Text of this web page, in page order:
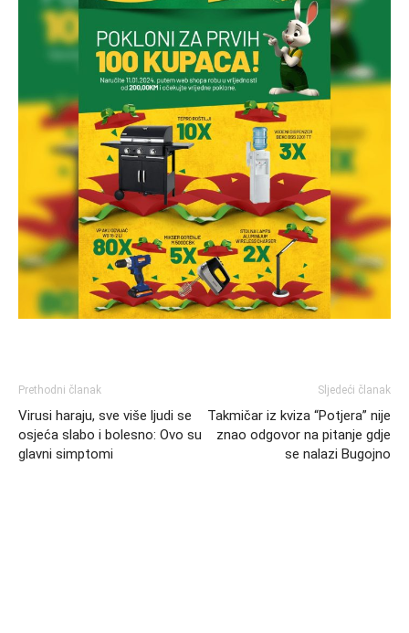
Prethodni članak
Virusi haraju, sve više ljudi se
osjeća slabo i bolesno: Ovo su
glavni simptomi
Sljedeći članak
Takmičar iz kviza “Potjera” nije
znao odgovor na pitanje gdje
se nalazi Bugojno